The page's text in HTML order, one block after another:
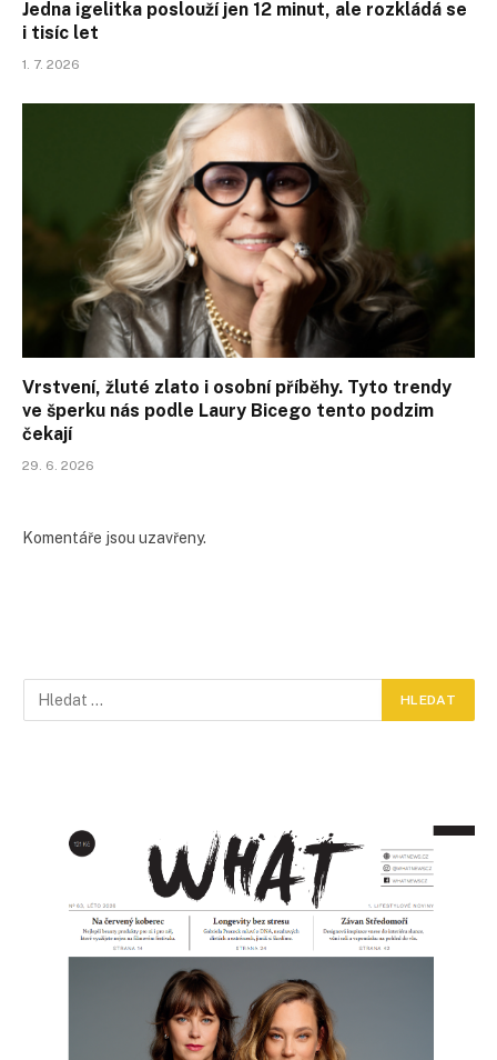
Jedna igelitka poslouží jen 12 minut, ale rozkládá se
i tisíc let
1. 7. 2026
Vrstvení, žluté zlato i osobní příběhy. Tyto trendy
ve šperku nás podle Laury Bicego tento podzim
čekají
29. 6. 2026
Komentáře jsou uzavřeny.